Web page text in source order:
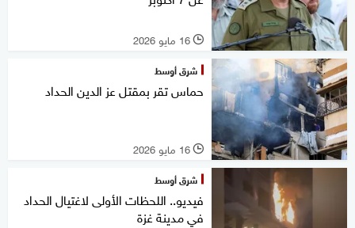
l 16 مايو 2026
شرق أوسط
حماس تقر بمقتل عز الدين الحداد
l 16 مايو 2026
شرق أوسط
فيديو.. اللحظات الأولى لاغتيال الحداد
في مدينة غزة